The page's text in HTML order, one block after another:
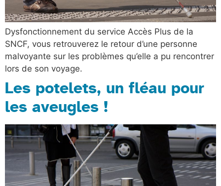
Dysfonctionnement du service Accès Plus de la
SNCF, vous retrouverez le retour d’une personne
malvoyante sur les problèmes qu’elle a pu rencontrer
lors de son voyage.
Les potelets, un fléau pour
les aveugles !